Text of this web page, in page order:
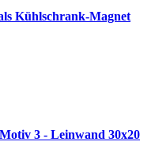
Kühlschrank-Magnet
3 - Leinwand 30x20